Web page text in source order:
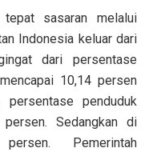
sasaran melalui
Indonesia keluar dari
dari persentase
10,14 persen
penduduk
Sedangkan di
Pemerintah